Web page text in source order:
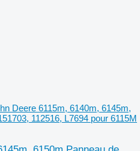
Deere 6115m, 6140m, 6145m,
112516, L7694 pour 6115M